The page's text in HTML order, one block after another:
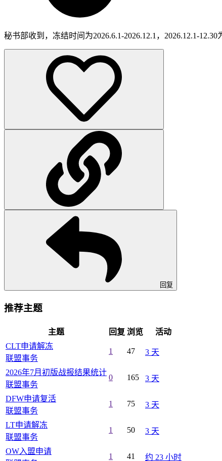
秘书部收到，冻结时间为2026.6.1-2026.12.1，2026.12.1-
回复
推荐主题
主题 回复 浏览
活动
CLT申请解冻
联盟事务
1 47 3 天
2026年7月初版战报结果统计
联盟事务
0 165 3 天
DFW申请复活
联盟事务
1 75 3 天
LT申请解冻
联盟事务
1 50 3 天
OW入盟申请
1 41 约 23 小时